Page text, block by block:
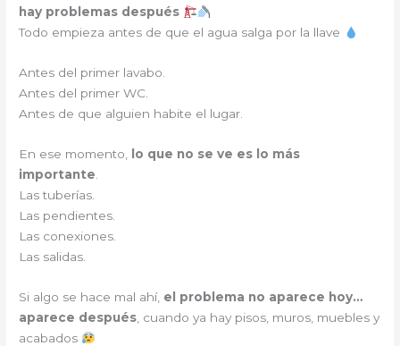
hay problemas después
Todo empieza antes de que el agua salga por la llave
Antes del primer lavabo.
Antes del primer WC.
Antes de que alguien habite el lugar.
En ese momento,
lo que no se ve es lo más
importante
Las tuberías.
Las pendientes.
Las conexiones.
Las salidas.
Si algo se hace mal ahí, el problema no aparece hoy…
aparece después , cuando ya hay pisos, muros, muebles y
acabados